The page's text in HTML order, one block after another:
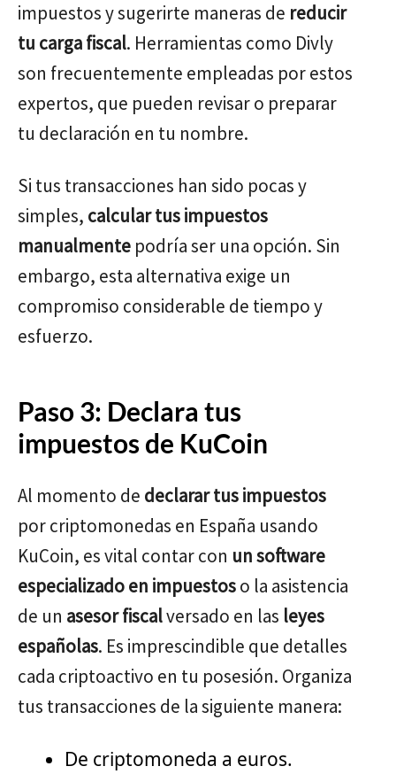
impuestos y sugerirte maneras de reducir
tu carga fiscal. Herramientas como Divly
son frecuentemente empleadas por estos
expertos, que pueden revisar o preparar
tu declaración en tu nombre.
Si tus transacciones han sido pocas y
simples, calcular tus impuestos
manualmente podría ser una opción. Sin
embargo, esta alternativa exige un
compromiso considerable de tiempo y
esfuerzo.
Paso 3: Declara tus
impuestos de KuCoin
Al momento de declarar tus impuestos
por criptomonedas en España usando
KuCoin, es vital contar con un software
especializado en impuestoso la asistencia
de un asesor fiscalversado en las leyes
españolas. Es imprescindible que detalles
cada criptoactivo en tu posesión. Organiza
tus transacciones de la siguiente manera:
De criptomoneda a euros.